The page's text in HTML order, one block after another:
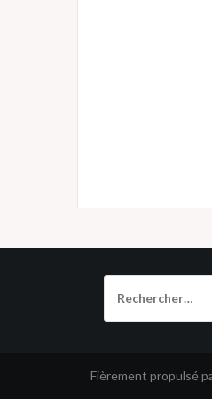
Fièrement propulsé